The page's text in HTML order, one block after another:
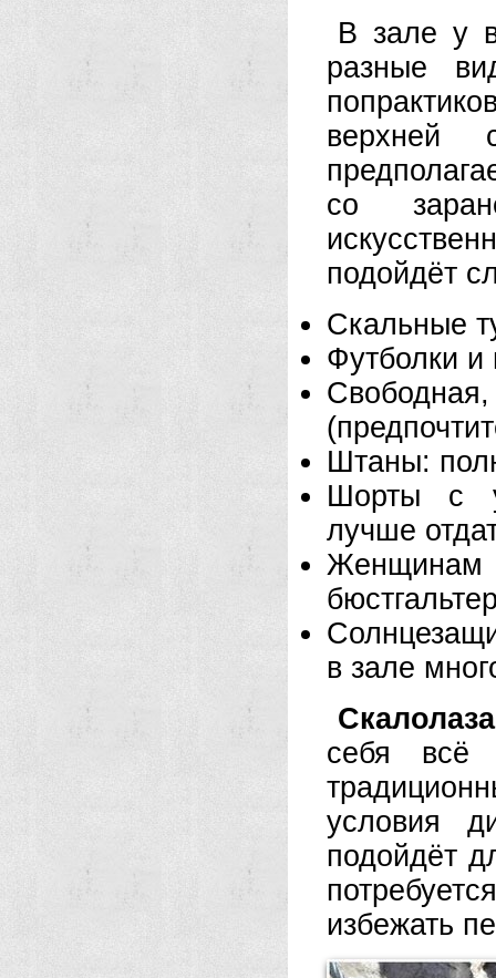
В зале у
разные
верхней
со
подойдёт
Скальные
Футболки
Штаны:
Шорты с
лучше
в зале
себя всё
условия
подойдёт
избежать